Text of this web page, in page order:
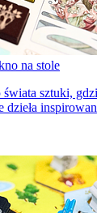
na stole
świata sztuki,
dzieła